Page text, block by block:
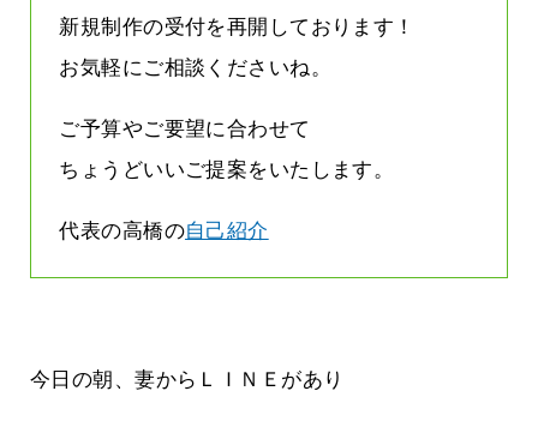
新規制作の受付を再開しております！
お気軽にご相談くださいね。
ご予算やご要望に合わせて
ちょうどいいご提案をいたします。
代表の高橋の自己紹介
今日の朝、妻からＬＩＮＥがあり